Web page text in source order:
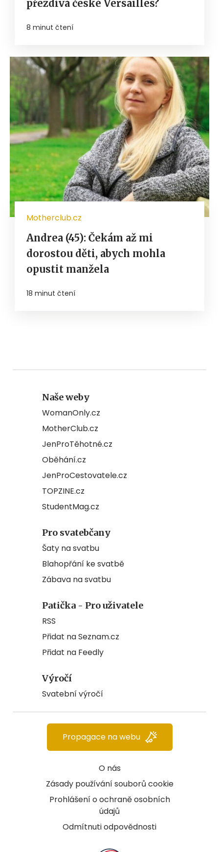
přezdívá české Versailles?
8 minut čtení
Motherclub.cz
Andrea (45): Čekám až mi
dorostou děti, abych mohla
opustit manžela
18 minut čtení
Naše weby
WomanOnly.cz
MotherClub.cz
JenProTěhotné.cz
Oběhání.cz
JenProCestovatele.cz
TOPZINE.cz
StudentMag.cz
Pro svatebčany
Šaty na svatbu
Blahopřání ke svatbě
Zábava na svatbu
Patička - Pro uživatele
RSS
Přidat na Seznam.cz
Přidat na Feedly
Výročí
Svatební výročí
O nás
Zásady používání souborů cookie
Prohlášení o ochraně osobních
údajů
Odmítnuti odpovědnosti
Propagace na webu